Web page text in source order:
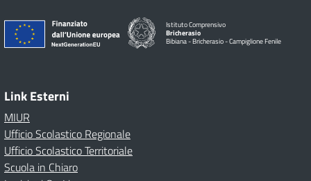
Istituto Comprensivo
Bricherasio
Bibiana - Bricherasio - Campiglione Fenile
Link Esterni
MIUR
Ufficio Scolastico Regionale
Ufficio Scolastico Territoriale
Scuola in Chiaro